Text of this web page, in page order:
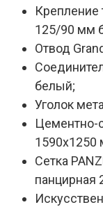
Крепление
125/90 мм
Отвод
белый;
Уголок
Цементно-
1590x1250
Сетка
панцирная